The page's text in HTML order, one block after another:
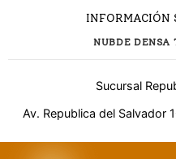
INFORMACIÓN
NUBDE DENSA
Sucursal
Av. Republica del Salvador